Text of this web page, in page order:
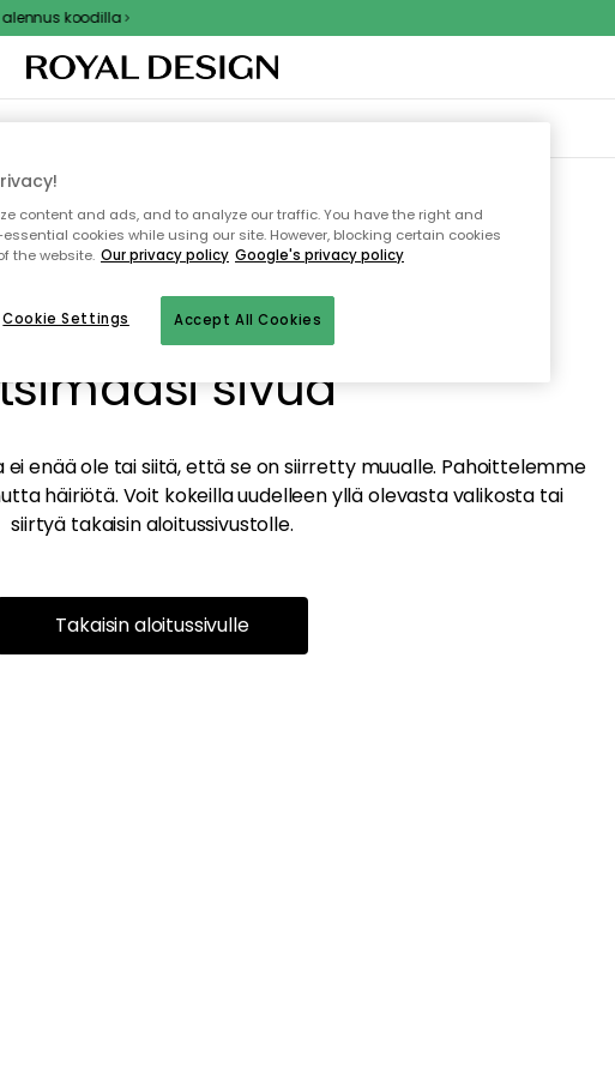
koodilla
& MATOTKEITTIÖSÄILYTYSULKOKALUSTEET
valitettavasti löydä
sivua
ei enää ole tai siitä, että se on siirretty muualle. Pahoittelemme
häiriötä. Voit kokeilla uudelleen yllä olevasta valikosta tai
siirtyä takaisin aloitussivustolle.
Takaisin aloitussivulle
content and ads, and to analyze our traffic. You have the right and
cookies while using our site. However, blocking certain cookies
the website. Our privacy policy Google's privacy policy
Accept All Cookies
Cookie Settings